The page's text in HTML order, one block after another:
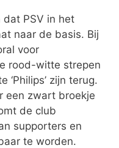
PSV in het
naar de basis. Bij
voor
rood-witte strepen
zijn terug.
een zwart broekje
de club
supporters en
te worden.